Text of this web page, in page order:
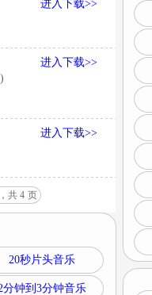
进入下载>>
进入下载>>
进入下载>>
共 4 页
20秒片头音乐
分钟到3分钟音乐